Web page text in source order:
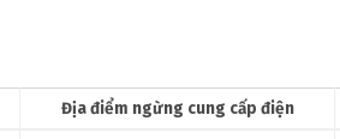
Địa điểm ngừng cung cấp điện